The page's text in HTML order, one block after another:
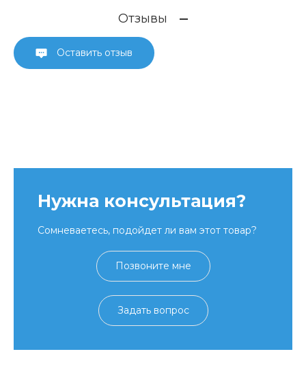
Отзывы
Оставить отзыв
Нужна консультация?
Сомневаетесь, подойдет ли вам этот товар?
Позвоните мне
Задать вопрос